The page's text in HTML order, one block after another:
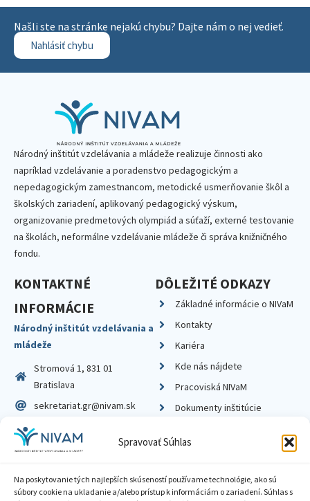
Spravovať Súhlas
Na poskytovanie tých najlepších skúseností používame technológie, ako sú
súbory cookie na ukladanie a/alebo prístup k informáciám o zariadení. Súhlas s
Našli ste na stránke nejakú chybu? Dajte nám o nej vedieť.
Nahlásiť chybu
Národný inštitút vzdelávania a mládeže realizuje činnosti ako
napríklad vzdelávanie a poradenstvo pedagogickým a
nepedagogickým zamestnancom, metodické usmerňovanie škôl a
školských zariadení, aplikovaný pedagogický výskum,
organizovanie predmetových olympiád a súťaží, externé testovanie
na školách, neformálne vzdelávanie mládeže či správa knižničného
fondu.
KONTAKTNÉ
INFORMÁCIE
Národný inštitút vzdelávania a
mládeže
Stromová 1, 831 01
Bratislava
sekretariat.gr@nivam.sk
IČO: 00164348
DIČ: 2020798714
DÔLEŽITÉ ODKAZY
Základné informácie o NIVaM
Kontakty
Kariéra
Kde nás nájdete
Pracoviská NIVaM
Dokumenty inštitúcie